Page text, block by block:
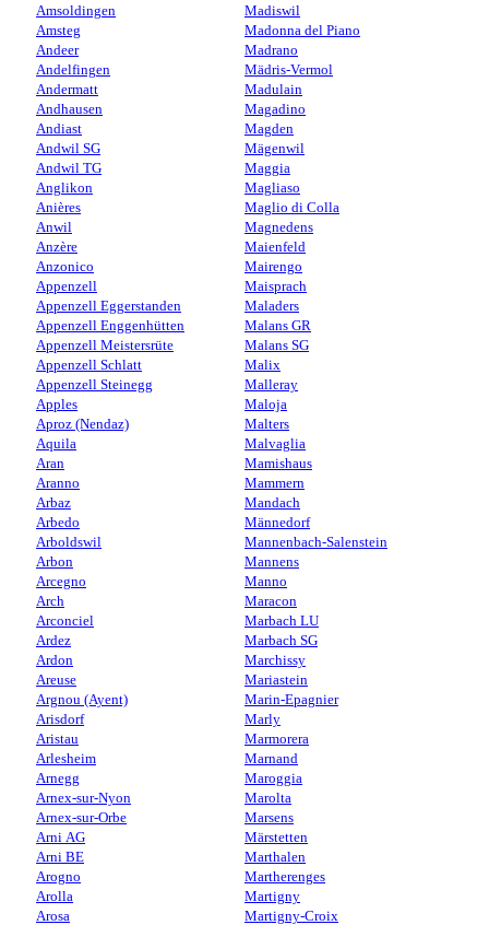
Amsoldingen
Amsteg
Andeer
Andelfingen
Andermatt
Andhausen
Andiast
Andwil SG
Andwil TG
Anglikon
Anières
Anwil
Anzère
Anzonico
Appenzell
Appenzell Eggerstanden
Appenzell Enggenhütten
Appenzell Meistersrüte
Appenzell Schlatt
Appenzell Steinegg
Apples
Aproz (Nendaz)
Aquila
Aran
Aranno
Arbaz
Arbedo
Arboldswil
Arbon
Arcegno
Arch
Arconciel
Ardez
Ardon
Areuse
Argnou (Ayent)
Arisdorf
Aristau
Arlesheim
Arnegg
Arnex-sur-Nyon
Arnex-sur-Orbe
Arni AG
Arni BE
Arogno
Arolla
Arosa
Madiswil
Madonna del Piano
Madrano
Mädris-Vermol
Madulain
Magadino
Magden
Mägenwil
Maggia
Magliaso
Maglio di Colla
Magnedens
Maienfeld
Mairengo
Maisprach
Maladers
Malans GR
Malans SG
Malix
Malleray
Maloja
Malters
Malvaglia
Mamishaus
Mammern
Mandach
Männedorf
Mannenbach-Salenstein
Mannens
Manno
Maracon
Marbach LU
Marbach SG
Marchissy
Mariastein
Marin-Epagnier
Marly
Marmorera
Marnand
Maroggia
Marolta
Marsens
Märstetten
Marthalen
Martherenges
Martigny
Martigny-Croix